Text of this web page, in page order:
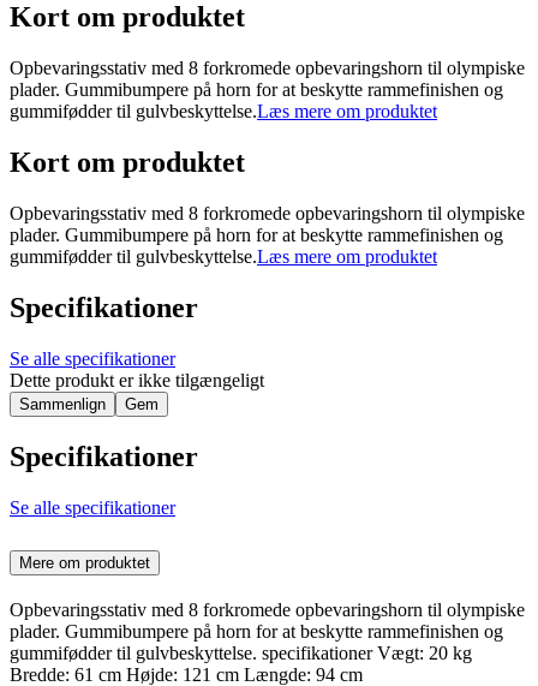
Kort om produktet
Opbevaringsstativ med 8 forkromede opbevaringshorn til olympiske
plader. Gummibumpere på horn for at beskytte rammefinishen og
gummifødder til gulvbeskyttelse.Læs mere om produktet
Kort om produktet
Opbevaringsstativ med 8 forkromede opbevaringshorn til olympiske
plader. Gummibumpere på horn for at beskytte rammefinishen og
gummifødder til gulvbeskyttelse.Læs mere om produktet
Specifikationer
Se alle specifikationer
Dette produkt er ikke tilgængeligt
Sammenlign Gem
Specifikationer
Se alle specifikationer
Mere om produktet
Opbevaringsstativ med 8 forkromede opbevaringshorn til olympiske
plader. Gummibumpere på horn for at beskytte rammefinishen og
gummifødder til gulvbeskyttelse. specifikationer Vægt: 20 kg
Bredde: 61 cm Højde: 121 cm Længde: 94 cm